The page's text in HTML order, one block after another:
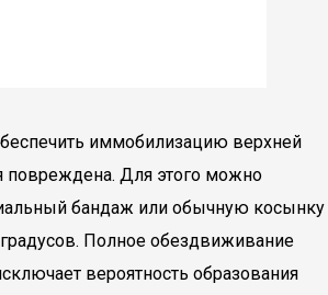
иммобилизацию верхней
повреждена. Для этого можно
бандаж или обычную косынку
Полное обездвиживание
вероятность образования